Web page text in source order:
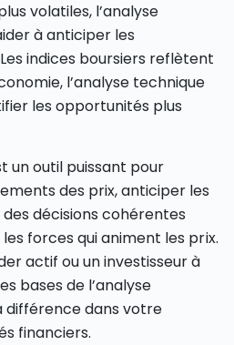
volatiles, l’analyse
à anticiper les
indices boursiers reflètent
l’analyse technique
les opportunités plus
un outil puissant pour
des prix, anticiper les
décisions cohérentes
forces qui animent les prix.
actif ou un investisseur à
bases de l’analyse
différence dans votre
financiers.